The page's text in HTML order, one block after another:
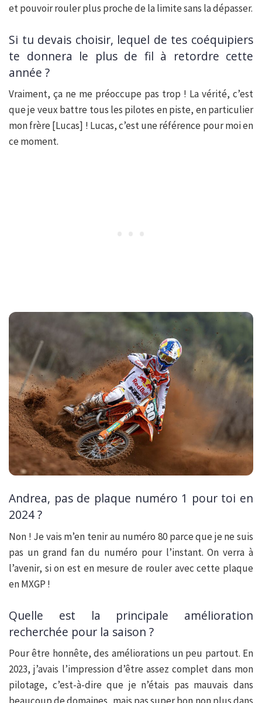
et pouvoir rouler plus proche de la limite sans la dépasser.
Si tu devais choisir, lequel de tes coéquipiers
te donnera le plus de fil à retordre cette
année ?
Vraiment, ça ne me préoccupe pas trop ! La vérité, c’est
que je veux battre tous les pilotes en piste, en particulier
mon frère [Lucas] ! Lucas, c’est une référence pour moi en
ce moment.
Andrea, pas de plaque numéro 1 pour toi en
2024 ?
Non ! Je vais m’en tenir au numéro 80 parce que je ne suis
pas un grand fan du numéro pour l’instant. On verra à
l’avenir, si on est en mesure de rouler avec cette plaque
en MXGP !
Quelle est la principale amélioration
recherchée pour la saison ?
Pour être honnête, des améliorations un peu partout. En
2023, j’avais l’impression d’être assez complet dans mon
pilotage, c’est-à-dire que je n’étais pas mauvais dans